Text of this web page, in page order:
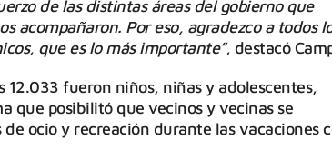
de las distintas áreas del gobierno que
acompañaron. Por eso, agradezco a todos
que es lo más importante”, destacó
12.033 fueron niños, niñas y adolescentes,
que posibilitó que vecinos y vecinas se
ocio y recreación durante las vacaciones